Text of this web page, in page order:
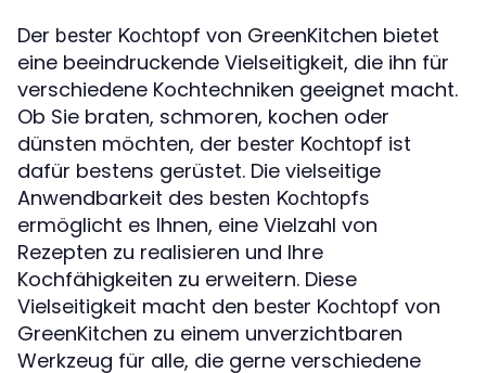
Der bester Kochtopf von GreenKitchen bietet
eine beeindruckende Vielseitigkeit, die ihn für
verschiedene Kochtechniken geeignet macht.
Ob Sie braten, schmoren, kochen oder
dünsten möchten, der bester Kochtopf ist
dafür bestens gerüstet. Die vielseitige
Anwendbarkeit des besten Kochtopfs
ermöglicht es Ihnen, eine Vielzahl von
Rezepten zu realisieren und Ihre
Kochfähigkeiten zu erweitern. Diese
Vielseitigkeit macht den bester Kochtopf von
GreenKitchen zu einem unverzichtbaren
Werkzeug für alle, die gerne verschiedene